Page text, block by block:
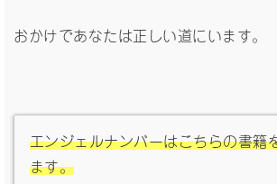
おかけであなたは正しい道にいます。
エンジェルナンバーはこちらの書籍
ます。